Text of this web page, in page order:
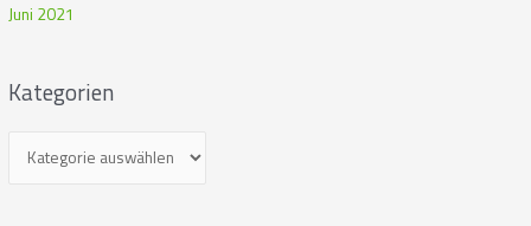
Juni 2021
Kategorien